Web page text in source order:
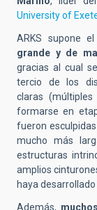
University of
ARKS supone el
grande y de
gracias al cual
tercio de los
claras (mú
formarse en
fueron
mucho más
estructuras
amplios
haya
Además,